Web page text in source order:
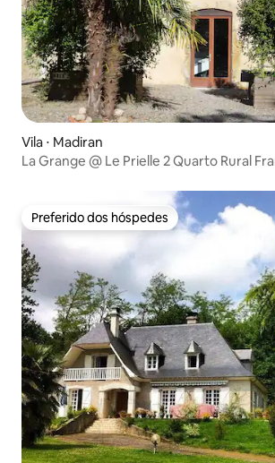
Vila ⋅ Madiran
La Grange @ Le Prielle 2 Quarto Rural
Preferido dos hóspedes
Preferido dos hóspedes